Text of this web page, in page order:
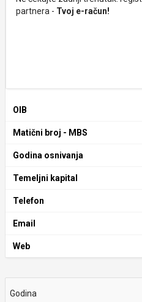
partnera - Tvoj e-račun!
OIB
Matični broj - MBS
Godina osnivanja
Temeljni kapital
Telefon
Email
Web
Godina